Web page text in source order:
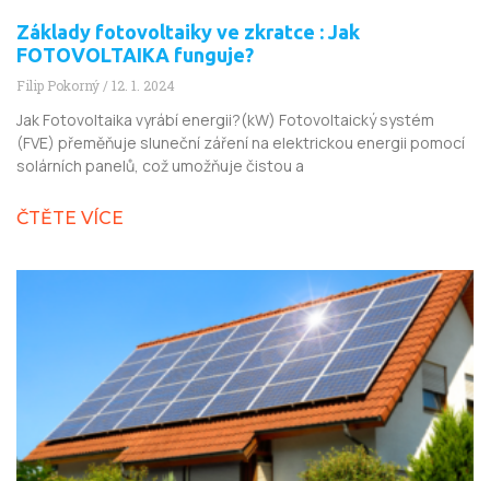
Základy fotovoltaiky ve zkratce : Jak
FOTOVOLTAIKA funguje?
Filip Pokorný 12. 1. 2024
Jak Fotovoltaika vyrábí energii?(kW) Fotovoltaický systém
(FVE) přeměňuje sluneční záření na elektrickou energii pomocí
solárních panelů, což umožňuje čistou a
ČTĚTE VÍCE